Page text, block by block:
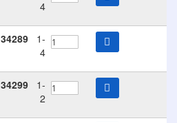
4
34289
1-
4
34299
1-
2